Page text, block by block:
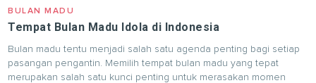
BULAN MADU
Tempat Bulan Madu Idola di Indonesia
Bulan madu tentu menjadi salah satu agenda penting bagi setiap
pasangan pengantin. Memilih tempat bulan madu yang tepat
merupakan salah satu kunci penting untuk merasakan momen